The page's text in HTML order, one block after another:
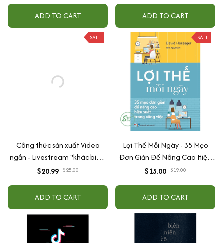
ADD TO CART ADD TO CART
SALE
Công thức sản xuất Video
ngắn - Livestream "khác biệt"
hút người xem, chuyển đổi cao
$20.99 $25.00
ADD TO CART
SALE
Lợi Thế Mỗi Ngày - 35 Mẹo
Đơn Giản Để Nâng Cao Hiệu
Suất Trong Công Việc (Tái Bản)
$15.00 $19.00
ADD TO CART